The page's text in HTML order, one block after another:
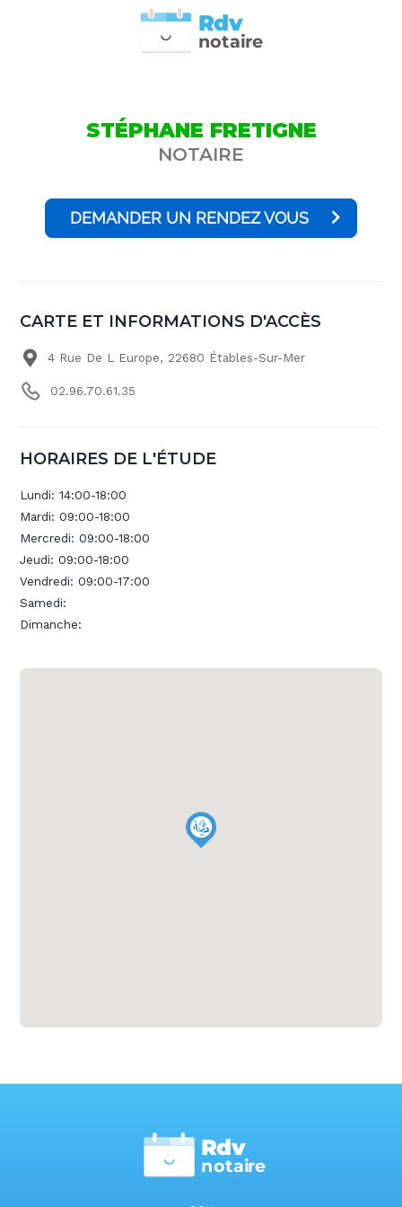
notaire
Rdv
STÉPHANE FRETIGNE
NOTAIRE
DEMANDER UN RENDEZ VOUS
CARTE ET INFORMATIONS D'ACCÈS
4 Rue De L Europe, 22680 Étables-Sur-Mer
02.96.70.61.35
HORAIRES DE L'ÉTUDE
Lundi:14:00-18:00
Mardi:09:00-18:00
Mercredi:09:00-18:00
Jeudi:09:00-18:00
Vendredi:09:00-17:00
Samedi:
Dimanche:
notaire
Rdv